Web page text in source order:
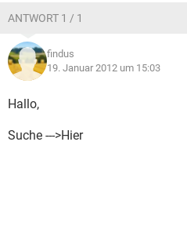
ANTWORT 1 / 1
findus
19. Januar 2012 um 15:03
Hallo,
Suche --->Hier